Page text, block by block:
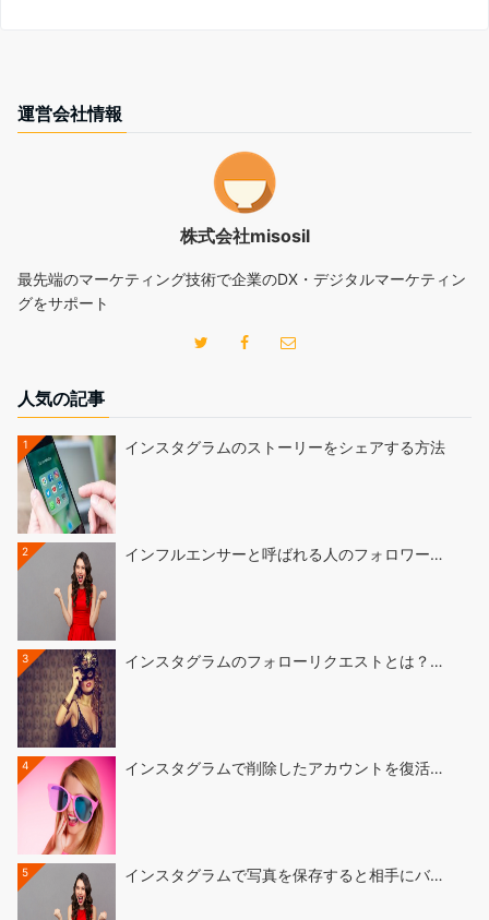
運営会社情報
株式会社misosil
最先端のマーケティング技術で企業のDX・デジタルマーケティン
グをサポート
人気の記事
1 インスタグラムのストーリーをシェアする方法
2 インフルエンサーと呼ばれる人のフォロワー…
3 インスタグラムのフォローリクエストとは？…
4 インスタグラムで削除したアカウントを復活…
5 インスタグラムで写真を保存すると相手にバ…